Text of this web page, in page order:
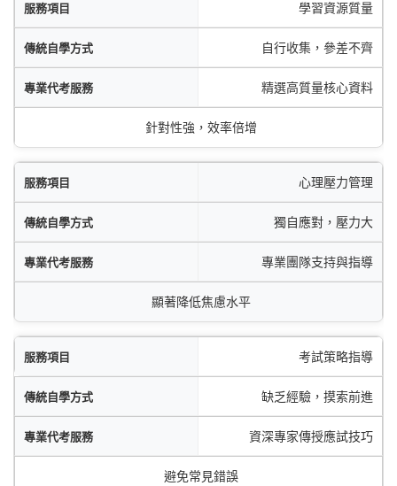
學習資源質量
自行收集，參差不齊
精選高質量核心資料
針對性強，效率倍增
心理壓力管理
獨自應對，壓力大
專業團隊支持與指導
顯著降低焦慮水平
考試策略指導
缺乏經驗，摸索前進
資深專家傳授應試技巧
避免常見錯誤